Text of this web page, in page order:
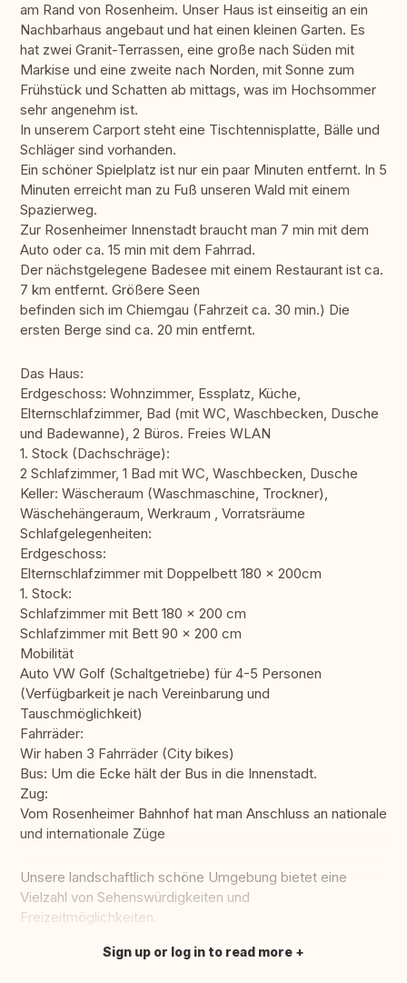
am Rand von Rosenheim. Unser Haus ist einseitig an ein
Nachbarhaus angebaut und hat einen kleinen Garten. Es
hat zwei Granit-Terrassen, eine große nach Süden mit
Markise und eine zweite nach Norden, mit Sonne zum
Frühstück und Schatten ab mittags, was im Hochsommer
sehr angenehm ist.
In unserem Carport steht eine Tischtennisplatte, Bälle und
Schläger sind vorhanden.
Ein schöner Spielplatz ist nur ein paar Minuten entfernt. In 5
Minuten erreicht man zu Fuß unseren Wald mit einem
Spazierweg.
Zur Rosenheimer Innenstadt braucht man 7 min mit dem
Auto oder ca. 15 min mit dem Fahrrad.
Der nächstgelegene Badesee mit einem Restaurant ist ca.
7 km entfernt. Größere Seen
befinden sich im Chiemgau (Fahrzeit ca. 30 min.) Die
ersten Berge sind ca. 20 min entfernt.
Das Haus:
Erdgeschoss: Wohnzimmer, Essplatz, Küche,
Elternschlafzimmer, Bad (mit WC, Waschbecken, Dusche
und Badewanne), 2 Büros. Freies WLAN
1. Stock (Dachschräge):
2 Schlafzimmer, 1 Bad mit WC, Waschbecken, Dusche
Keller: Wäscheraum (Waschmaschine, Trockner),
Wäschehängeraum, Werkraum , Vorratsräume
Schlafgelegenheiten:
Erdgeschoss:
Elternschlafzimmer mit Doppelbett 180 x 200cm
1. Stock:
Schlafzimmer mit Bett 180 x 200 cm
Schlafzimmer mit Bett 90 x 200 cm
Mobilität
Auto VW Golf (Schaltgetriebe) für 4-5 Personen
(Verfügbarkeit je nach Vereinbarung und
Tauschmöglichkeit)
Fahrräder:
Wir haben 3 Fahrräder (City bikes)
Bus: Um die Ecke hält der Bus in die Innenstadt.
Zug:
Vom Rosenheimer Bahnhof hat man Anschluss an nationale
und internationale Züge
Unsere landschaftlich schöne Umgebung bietet eine
Vielzahl von Sehenswürdigkeiten und
Freizeitmöglichkeiten.
Translate this
Sign up or log in to read more